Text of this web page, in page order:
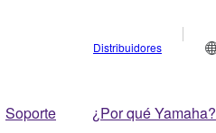
Soporte ¿Por qué Yamaha?
Distribuidores